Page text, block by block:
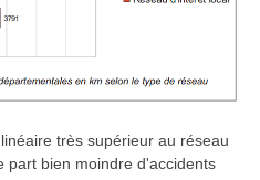
très supérieur au réseau
part bien moindre d'accidents